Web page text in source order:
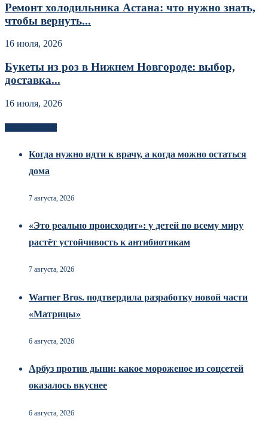
Ремонт холодильника Астана: что нужно знать,
чтобы вернуть...
16 июля, 2026
Букеты из роз в Нижнем Новгороде: выбор,
доставка...
16 июля, 2026
Когда нужно идти к врачу, а когда можно остаться
дома
7 августа, 2026
«Это реально происходит»: у детей по всему миру
растёт устойчивость к антибиотикам
7 августа, 2026
Warner Bros. подтвердила разработку новой части
«Матрицы»
6 августа, 2026
Арбуз против дыни: какое мороженое из соцсетей
оказалось вкуснее
6 августа, 2026